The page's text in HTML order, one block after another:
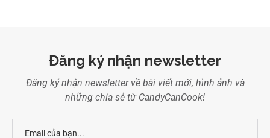
Đăng ký nhận newsletter
Đăng ký nhận newsletter về bài viết mới, hình ảnh và
những chia sẻ từ CandyCanCook!